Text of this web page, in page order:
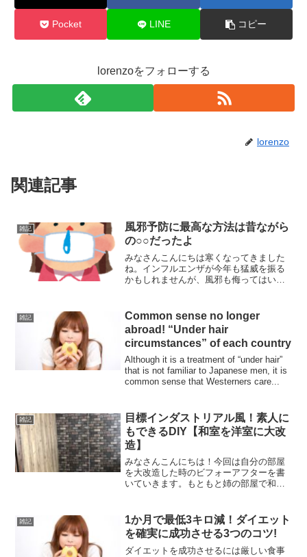
Pocket LINE コピー
lorenzoをフォローする
lorenzo
関連記事
雑記
風邪予防に最高な方法は昔ながら
の○○だったよ
みなさんこんにちは寒くなってきました
ね。インフルエンザが今年も猛威を振る
かもしれませんが、風邪も侮ってはいけ
エンザにかかったりするもですよね。今
回は風邪予防に最高の方法...
雑記
Common sense no longer
abroad! “Under hair
circumstances” of each country
Although it is a treatment of “under hair”
that is not familiar to Japanese men, it is
common sense that Westerners care...
雑記
目標インダストリアル風！素人に
もできるDIY【和室を洋室に大改
造】
みなさんこんにちは！今回は自分の部屋
を大改造した時のビフォーアフターを書
いていきます。もともと姉の部屋で和室
洋風の壁にしようと思い大改造すること
にしました。イメージはイ...
雑記
1か月で最低3キロ減！ダイエット
を確実に成功させる3つのコツ!
ダイエットを成功させるには厳しい食事